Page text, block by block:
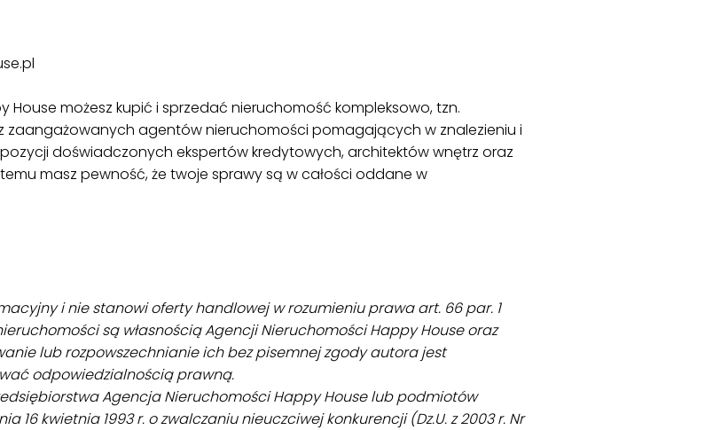
House możesz kupić i sprzedać nieruchomość kompleksowo, tzn.
zaangażowanych agentów nieruchomości pomagających w znalezieniu i
doświadczonych ekspertów kredytowych, architektów wnętrz oraz
masz pewność, że twoje sprawy są w całości oddane w
i nie stanowi oferty handlowej w rozumieniu prawa art. 66 par. 1
są własnością Agencji Nieruchomości Happy House oraz
lub rozpowszechnianie ich bez pisemnej zgody autora jest
odpowiedzialnością prawną.
Agencja Nieruchomości Happy House lub podmiotów
16 kwietnia 1993 r. o zwalczaniu nieuczciwej konkurencji (Dz.U. z 2003 r. Nr